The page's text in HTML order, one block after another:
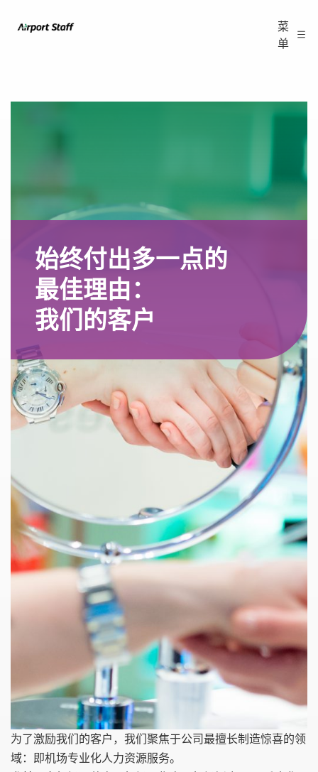
菜
单
Airport
始终付出多一点的
最佳理由：
我们的客户
为了激励我们的客户，我们聚焦于公司最擅长制造惊喜的领
域：即机场专业化人力资源服务。